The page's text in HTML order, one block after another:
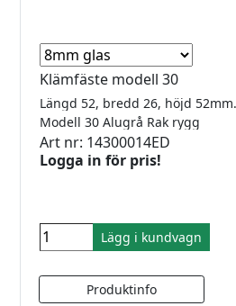
Klämfäste modell 30
Modell 30 Alugrå Rak rygg
Art nr: 14300014ED
Logga in för pris!
Lägg i kundvagn